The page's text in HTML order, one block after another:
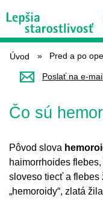
PRED A
Úvod Pred a po
Poslať na e-
Čo sú
Pôvod slova
haimorrhoides
sloveso tiecť a flebes
„hemoroidy“, zlatá